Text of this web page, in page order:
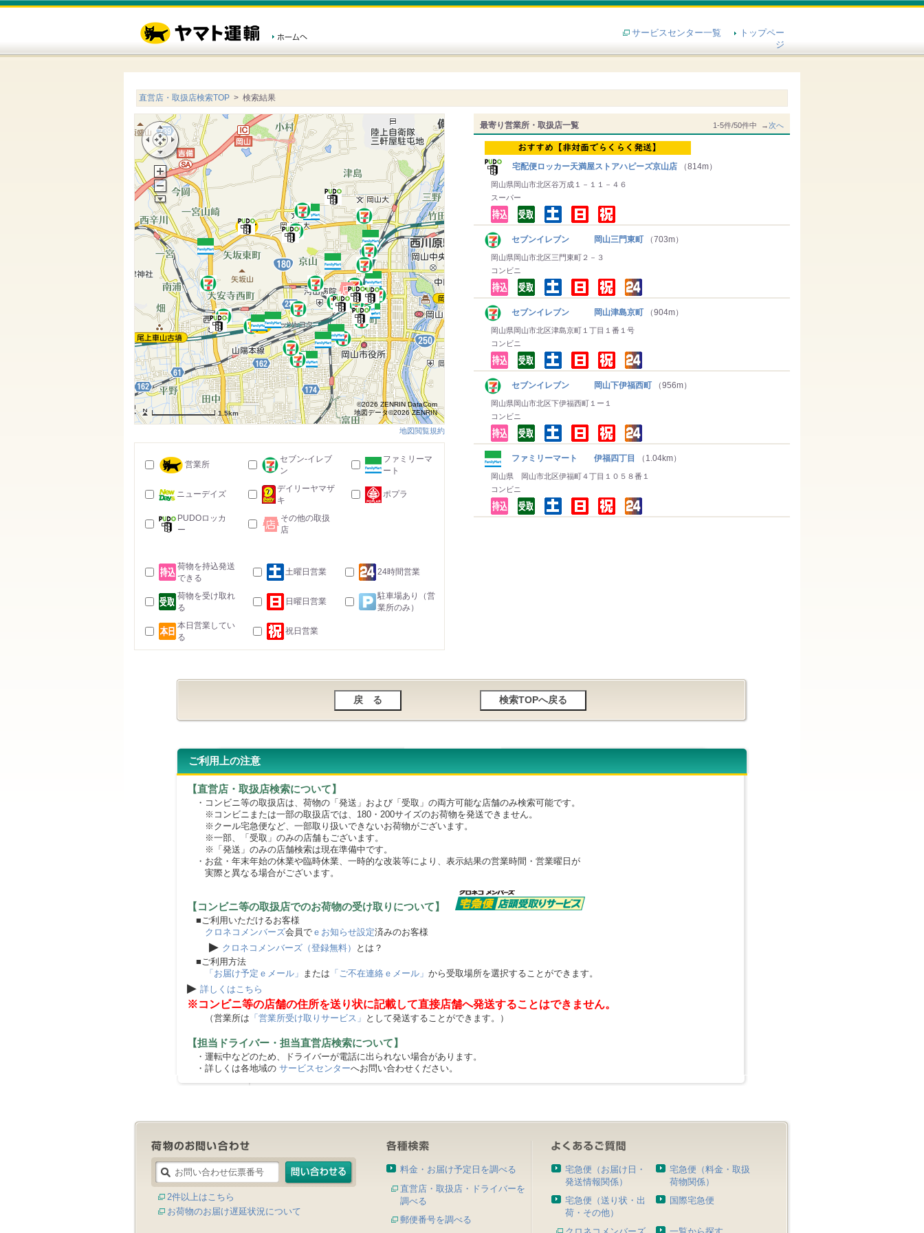
サービスセンター一覧
トップペー
ジ
直営店・取扱店検索TOP > 検索結果
最寄り営業所・取扱店一覧 1-5件/50件中 →次へ
宅配便ロッカー天満屋ストアハピーズ京山店 （814m）
岡山県岡山市北区谷万成１－１１－４６
スーパー
セブンイレブン 岡山三門東町 （703m）
岡山県岡山市北区三門東町２－３
コンビニ
セブンイレブン 岡山津島京町 （904m）
岡山県岡山市北区津島京町１丁目１番１号
コンビニ
セブンイレブン 岡山下伊福西町 （956m）
岡山県岡山市北区下伊福西町１ー１
コンビニ
ファミリーマート 伊福四丁目 （1.04km）
岡山県 岡山市北区伊福町４丁目１０５８番１
コンビニ
1.5km
©2026 ZENRIN DataCom
地図データ©2026 ZENRIN
地図閲覧規約
営業所
セブン-イレブ
ン
ファミリーマ
ート
ニューデイズ
デイリーヤマザ
キ
ポプラ
PUDOロッカ
ー
その他の取扱
店
荷物を持込発送
できる
土曜日営業 24時間営業
荷物を受け取れ
る
日曜日営業
駐車場あり（営
業所のみ）
本日営業してい
る
祝日営業
ご利用上の注意
【直営店・取扱店検索について】
・コンビニ等の取扱店は、荷物の「発送」および「受取」の両方可能な店舗のみ検索可能です。
※コンビニまたは一部の取扱店では、180・200サイズのお荷物を発送できません。
※クール宅急便など、一部取り扱いできないお荷物がございます。
※一部、「受取」のみの店舗もございます。
※「発送」のみの店舗検索は現在準備中です。
・お盆・年末年始の休業や臨時休業、一時的な改装等により、表示結果の営業時間・営業曜日が
実際と異なる場合がございます。
【コンビニ等の取扱店でのお荷物の受け取りについて】
■ご利用いただけるお客様
クロネコメンバーズ会員で ｅお知らせ設定済みのお客様
▶ クロネコメンバーズ（登録無料）
とは？
■ご利用方法
「お届け予定ｅメール」 または 「ご不在連絡ｅメール」 から受取場所を選択することができます。
▶ 詳しくはこちら
※コンビニ等の店舗の住所を送り状に記載して直接店舗へ発送することはできません。
（営業所は 「営業所受け取りサービス」 として発送することができます。）
【担当ドライバー・担当直営店検索について】
・運転中などのため、ドライバーが電話に出られない場合があります。
・詳しくは各地域の サービスセンターへお問い合わせください。
2件以上はこちら
お荷物のお届け遅延状況について
料金・お届け予定日を調べる
直営店・取扱店・ドライバーを
調べる
郵便番号を調べる
宅急便（お届け日・
発送情報関係）
宅急便（料金・取扱
荷物関係）
宅急便（送り状・出
荷・その他）
国際宅急便